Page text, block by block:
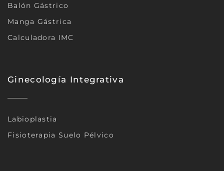
Balón Gástrico
Manga Gástrica
Calculadora IMC
Ginecología Integrativa
Labioplastia
Fisioterapia Suelo Pélvico